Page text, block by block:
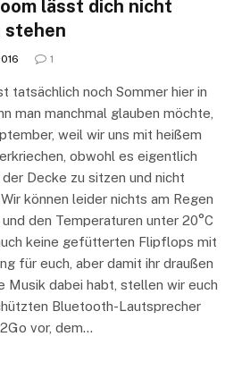
lässt dich nicht
stehen
1
tatsächlich noch Sommer hier in
man manchmal glauben möchte,
weil wir uns mit heißem
obwohl es eigentlich
Decke zu sitzen und nicht
können leider nichts am Regen
den Temperaturen unter 20°C
keine gefütterten Flipflops mit
für euch, aber damit ihr draußen
Musik dabei habt, stellen wir euch
Bluetooth-Lautsprecher
vor, dem…